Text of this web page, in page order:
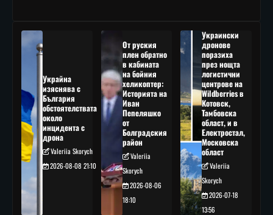
Украйна
изяснява с
България
обстоятелствата
около
инцидента с
дрона
Valeriia Skorych
2026-08-08 21:10
От руския
плен обратно
в кабината
на бойния
хеликоптер:
Историята на
Иван
Пепеляшко
от
Болградския
район
Valeriia
Skorych
2026-08-06
18:10
Украински
дронове
поразиха
през нощта
логистични
центрове на
Wildberries в
Котовск,
Тамбовска
област, и в
Електростал,
Московска
област
Valeriia
Skorych
2026-07-18
13:56